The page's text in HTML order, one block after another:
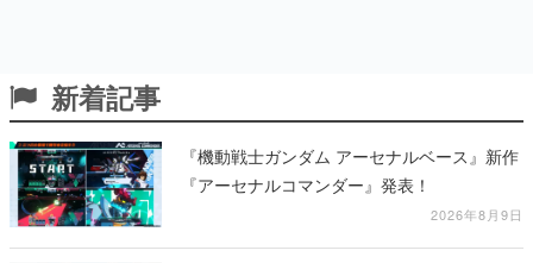
新着記事
『機動戦士ガンダム アーセナルベース』新作
『アーセナルコマンダー』発表！
2026年8月9日